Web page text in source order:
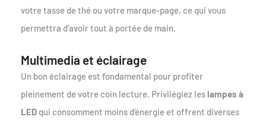
votre tasse de thé ou votre marque-page, ce qui vous
permettra d’avoir tout à portée de main.
Multimedia et éclairage
Un bon éclairage est fondamental pour profiter
pleinement de votre coin lecture. Privilégiez leslampes à
LED qui consomment moins d’énergie et offrent diverses